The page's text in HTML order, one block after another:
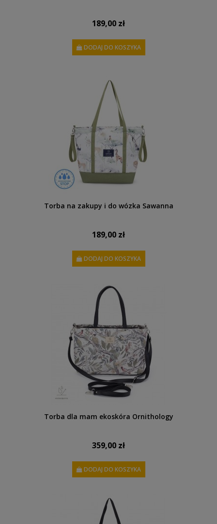
189,00 zł
DODAJ DO KOSZYKA
Torba na zakupy i do wózka Sawanna
189,00 zł
DODAJ DO KOSZYKA
Torba dla mam ekoskóra Ornithology
359,00 zł
DODAJ DO KOSZYKA